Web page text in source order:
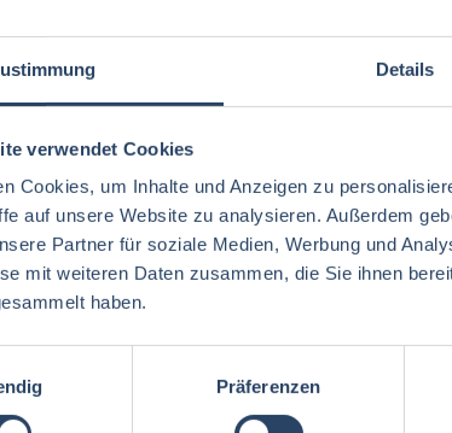
Details
verwendet Cookies
Cookies, um Inhalte und Anzeigen zu
auf unsere Website zu analysieren. Außerdem
Partner für soziale Medien, Werbung und
mit weiteren Daten zusammen, die Sie ihnen
haben.
Präferenzen
1
9
3
3
2
2
1
Unser Mandant ist ein
eigentümergeführtes
für den Handel produziert und
RAU | FOOD
W2-PROFESSUR